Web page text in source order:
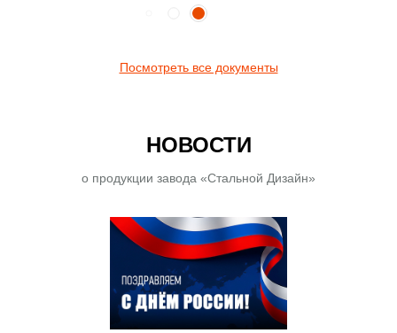
Посмотреть все документы
НОВОСТИ
о продукции завода «Стальной Дизайн»